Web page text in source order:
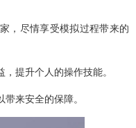
，尽情享受模拟过程带来的
提升个人的操作技能。
来安全的保障。